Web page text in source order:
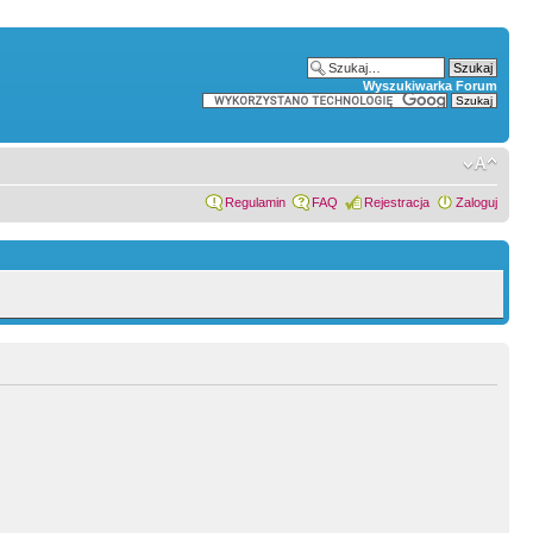
Wyszukiwarka Forum
Regulamin FAQ Rejestracja Zaloguj